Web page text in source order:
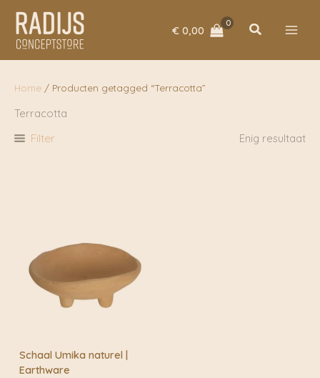
naar
inhoud
€ 0,00 Zoeken
Home / Producten getagged “Terracotta”
Terracotta
Filter Enig resultaat
Schaal Umika naturel |
Earthware